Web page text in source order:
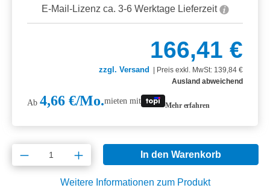
E-Mail-Lizenz ca. 3-6 Werktage Lieferzeit
166,41 €
zzgl. Versand
Preis exkl. MwSt: 139,84 €
Ausland abweichend
Ab 4,66 €/Mo.mieten mit Mehr erfahren
Produkt Anzahl: Gib den gewünschten
In den Warenkorb
Weitere Informationen zum Produkt